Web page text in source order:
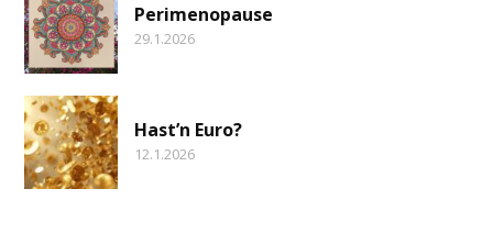
Perimenopause
29.1.2026
Hast’n Euro?
12.1.2026